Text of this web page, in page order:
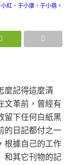
紅、于小康、于小蓓。
麼記得這麼清
文革前，曾經有
留下任何白紙黑
的日記都付之一
根據自己的工作
和其它刊物的記